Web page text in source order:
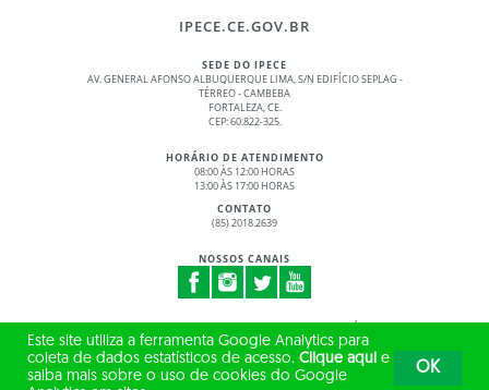
IPECE.CE.GOV.BR
SEDE DO IPECE
AV. GENERAL AFONSO ALBUQUERQUE LIMA, S/N EDIFÍCIO SEPLAG -
TÉRREO - CAMBEBA
FORTALEZA, CE.
CEP: 60.822-325.
HORÁRIO DE ATENDIMENTO
08:00 ÀS 12:00 HORAS
13:00 ÀS 17:00 HORAS
CONTATO
(85) 2018.2639
NOSSOS CANAIS
© 2017 - 2026 – GOVERNO DO ESTADO DO CEARÁ
TODOS OS DIREITOS RESERVADOS
Este site utiliza a ferramenta Google Analytics para
coleta de dados estatísticos de acesso. Clique aqui e
saiba mais sobre o uso de cookies do Google
OK